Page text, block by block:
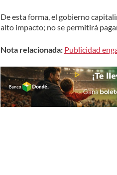
De esta forma, el gobierno
alto impacto; no se permitirá
Nota relacionada: Publicidad